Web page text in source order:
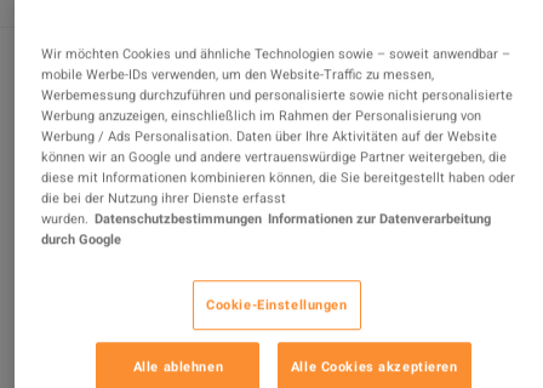
The Sims 4 + 6 DLCs Bundle v4 PC EA
App Account
Verkauft von GGWorld
100 von 11972 Bewertungen sind ausgezeichnet
Wir möchten Cookies und ähnliche Technologien sowie – soweit anwendbar –
mobile Werbe-IDs verwenden, um den Website-Traffic zu messen,
Werbemessung durchzuführen und personalisierte sowie nicht personalisierte
Werbung anzuzeigen, einschließlich im Rahmen der Personalisierung von
Werbung / Ads Personalisation. Daten über Ihre Aktivitäten auf der Website
können wir an Google und andere vertrauenswürdige Partner weitergeben, die
diese mit Informationen kombinieren können, die Sie bereitgestellt haben oder
die bei der Nutzung ihrer Dienste erfasst
wurden. Datenschutzbestimmungen Informationen zur Datenverarbeitung
durch Google
Cookie-Einstellungen
Alle ablehnen Alle Cookies akzeptieren